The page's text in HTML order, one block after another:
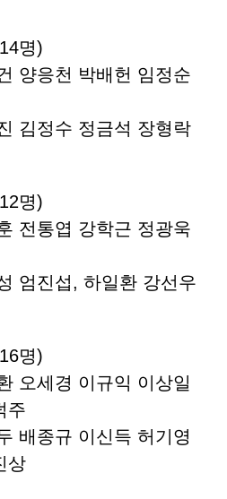
명)
양응천 박배헌 임정순
김정수 정금석 장형락
명)
전통엽 강학근 정광욱
엄진섭, 하일환 강선우
명)
오세경 이규익 이상일
주
배종규 이신득 허기영
상